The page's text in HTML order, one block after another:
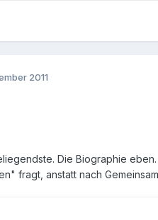
2011
Die Biographie
fragt, anstatt nach